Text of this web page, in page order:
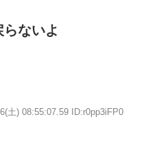
ないよ
土) 08:55:07.59 ID:r0pp3iFP0